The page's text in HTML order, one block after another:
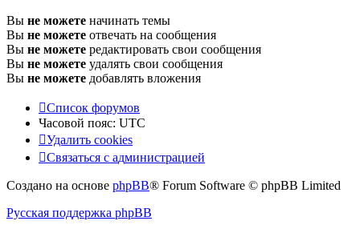
Вы не можете начинать темы
Вы не можете отвечать на сообщения
Вы не можете редактировать свои сообщения
Вы не можете удалять свои сообщения
Вы не можете добавлять вложения
Список форумов
Часовой пояс: UTC
Удалить cookies
Связаться
администрацией
Связаться с администрацией
Создано на основе phpBB® Forum Software © phpBB Limited
Русская поддержка phpBB